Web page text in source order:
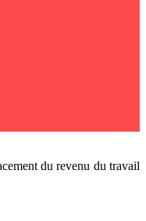
du revenu du travail